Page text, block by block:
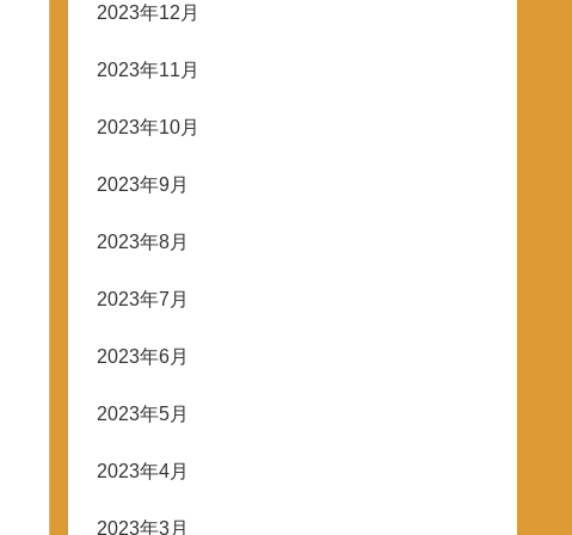
2023年12月
2023年11月
2023年10月
2023年9月
2023年8月
2023年7月
2023年6月
2023年5月
2023年4月
2023年3月